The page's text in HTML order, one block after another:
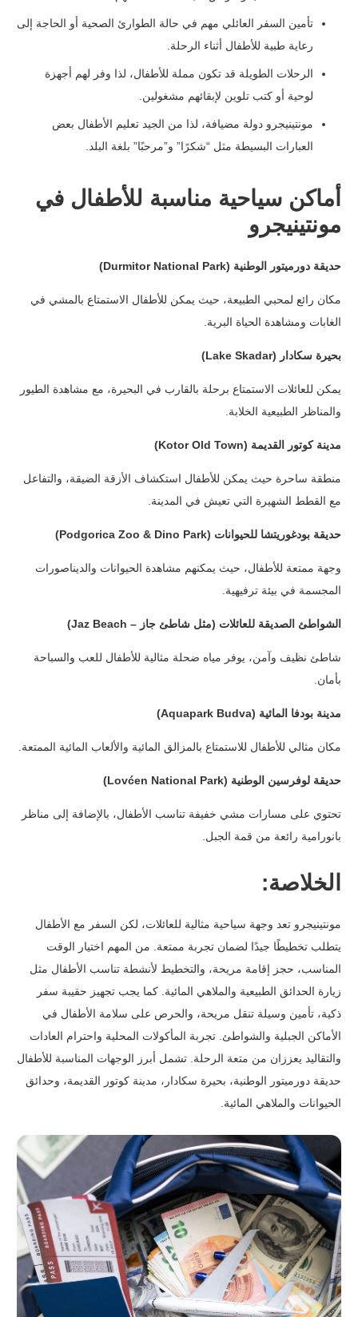
تأمين السفر العائلي مهم في حالة الطوارئ الصحية أو الحاجة إلى
رعاية طبية للأطفال أثناء الرحلة.
الرحلات الطويلة قد تكون مملة للأطفال، لذا وفر لهم أجهزة
لوحية أو كتب تلوين لإبقائهم مشغولين.
مونتينيجرو دولة مضيافة، لذا من الجيد تعليم الأطفال بعض
العبارات البسيطة مثل “شكرًا” و”مرحبًا” بلغة البلد.
أماكن سياحية مناسبة للأطفال في
مونتينيجرو
حديقة دورميتور الوطنية (Durmitor National Park)
مكان رائع لمحبي الطبيعة، حيث يمكن للأطفال الاستمتاع بالمشي في
الغابات ومشاهدة الحياة البرية.
بحيرة سكادار (Lake Skadar)
يمكن للعائلات الاستمتاع برحلة بالقارب في البحيرة، مع مشاهدة الطيور
والمناظر الطبيعية الخلابة.
مدينة كوتور القديمة (Kotor Old Town)
منطقة ساحرة حيث يمكن للأطفال استكشاف الأزقة الضيقة، والتفاعل
مع القطط الشهيرة التي تعيش في المدينة.
حديقة بودغوريتشا للحيوانات (Podgorica Zoo & Dino Park)
وجهة ممتعة للأطفال، حيث يمكنهم مشاهدة الحيوانات والديناصورات
المجسمة في بيئة ترفيهية.
الشواطئ الصديقة للعائلات (مثل شاطئ جاز – Jaz Beach)
شاطئ نظيف وآمن، يوفر مياه ضحلة مثالية للأطفال للعب والسباحة
بأمان.
مدينة بودفا المائية (Aquapark Budva)
مكان مثالي للأطفال للاستمتاع بالمزالق المائية والألعاب المائية الممتعة.
حديقة لوفرسين الوطنية (Lovćen National Park)
تحتوي على مسارات مشي خفيفة تناسب الأطفال، بالإضافة إلى مناظر
بانورامية رائعة من قمة الجبل.
الخلاصة:
مونتينيجرو تعد وجهة سياحية مثالية للعائلات، لكن السفر مع الأطفال
يتطلب تخطيطًا جيدًا لضمان تجربة ممتعة. من المهم اختيار الوقت
المناسب، حجز إقامة مريحة، والتخطيط لأنشطة تناسب الأطفال مثل
زيارة الحدائق الطبيعية والملاهي المائية. كما يجب تجهيز حقيبة سفر
ذكية، تأمين وسيلة تنقل مريحة، والحرص على سلامة الأطفال في
الأماكن الجبلية والشواطئ. تجربة المأكولات المحلية واحترام العادات
والتقاليد يعززان من متعة الرحلة. تشمل أبرز الوجهات المناسبة للأطفال
حديقة دورميتور الوطنية، بحيرة سكادار، مدينة كوتور القديمة، وحدائق
الحيوانات والملاهي المائية.